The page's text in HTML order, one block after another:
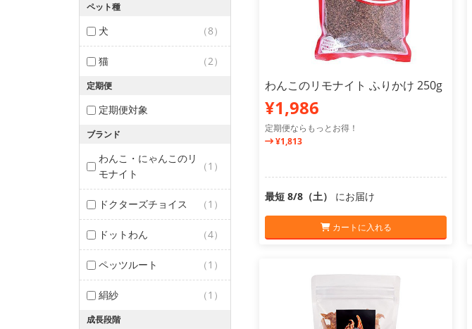
ペット種
犬 （8）
猫 （2）
定期便
定期便対象
ブランド
わんこ・にゃんこのリ
モナイト
（1）
ドクターズチョイス （1）
ドットわん （4）
ペッツルート （1）
絹紗 （1）
成長段階
わんこのリモナイト ふりかけ 250g
¥1,986
定期便ならもっとお得！
¥1,813
最短 8/8（土） にお届け
カートに入れる